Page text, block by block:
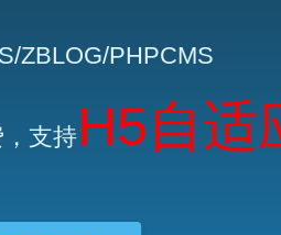
ZBLOG/PHPCMS
支持H5自适